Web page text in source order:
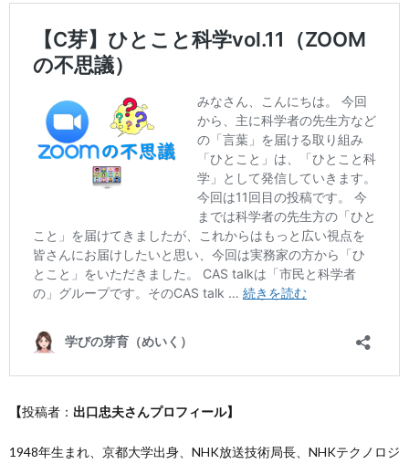
【投稿者： 出口忠夫さんプロフィール】
1948年生まれ、京都大学出身、NHK放送技術局長、NHKテクノロジ